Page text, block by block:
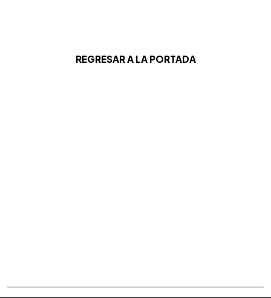
REGRESAR A LA PORTADA